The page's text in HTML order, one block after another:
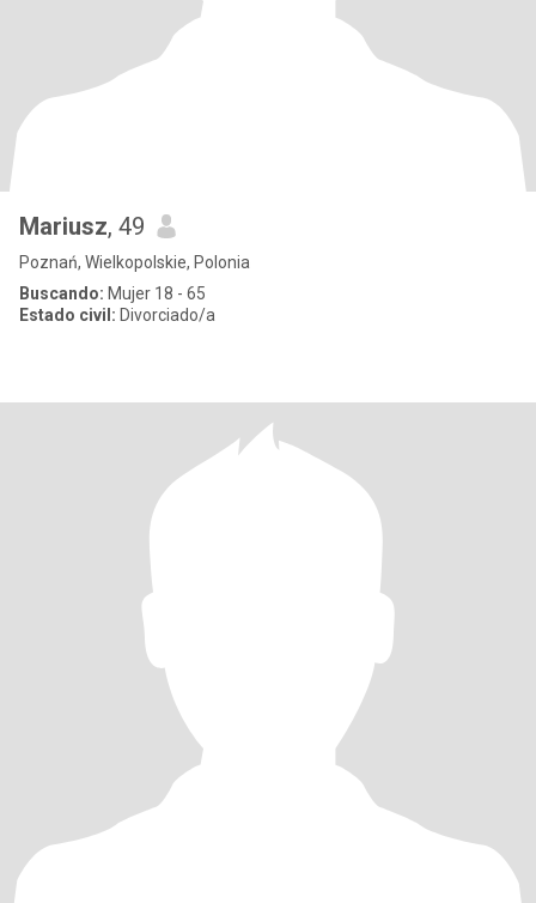
Mariusz, 49
Poznań, Wielkopolskie, Polonia
Buscando: Mujer 18 - 65
Estado civil: Divorciado/a